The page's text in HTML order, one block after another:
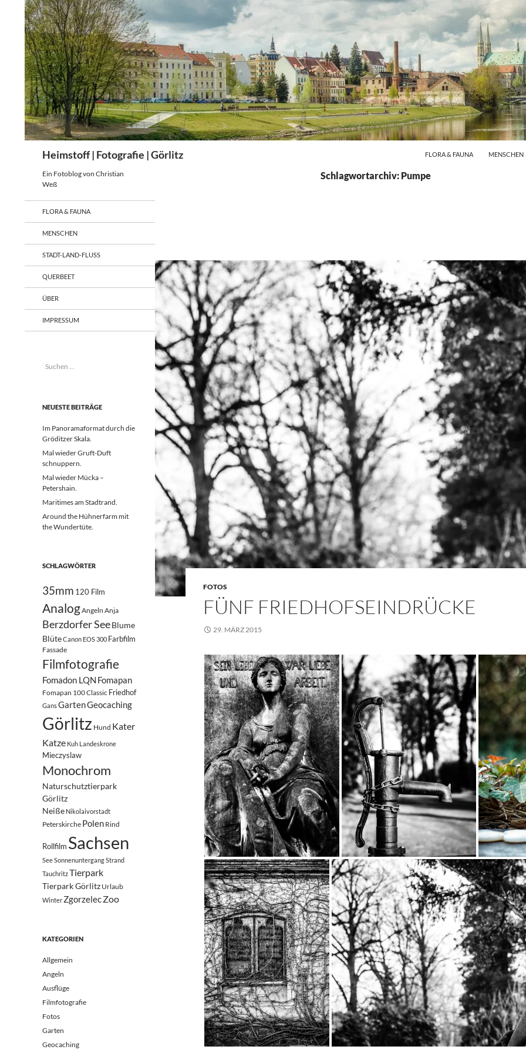
springen
Heimstoff | Fotografie | Görlitz FLORA & FAUNA MENSCHEN
Schlagwortarchiv: Pumpe
FOTOS
FÜNF FRIEDHOFSEINDRÜCKE
29. MÄRZ 2015
Ein Fotoblog von Christian
Weß
FLORA & FAUNA
MENSCHEN
STADT-LAND-FLUSS
QUERBEET
ÜBER
IMPRESSUM
Suchen
NEUESTE BEITRÄGE
Im Panoramaformat durch die
Gröditzer Skala.
Mal wieder Gruft-Duft
schnuppern.
Mal wieder Mücka –
Petershain.
Maritimes am Stadtrand.
Around the Hühnerfarm mit
the Wundertüte.
SCHLAGWÖRTER
35mm 120 Film
AnalogAngeln Anja
Berzdorfer SeeBlume
BlüteCanon EOS 300 Farbfilm
Fassade
Filmfotografie
Fomadon LQN Fomapan
Fomapan 100 Classic Friedhof
GansGartenGeocaching
Görlitz Hund Kater
Katze Kuh Landeskrone
Mieczyslaw
Monochrom
Naturschutztierpark
Görlitz
Neiße Nikolaivorstadt
Peterskirche Polen Rind
Rollfilm Sachsen
SeeSonnenuntergangStrand
TauchritzTierpark
Tierpark Görlitz Urlaub
Winter ZgorzelecZoo
KATEGORIEN
Allgemein
Angeln
Ausflüge
Filmfotografie
Fotos
Garten
Geocaching